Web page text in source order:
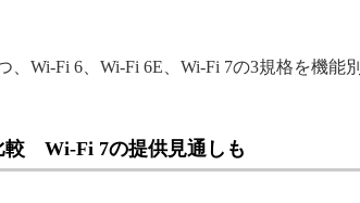
Wi-Fi 6、Wi-Fi 6E、Wi-Fi 7の3規格を機能別
較 Wi-Fi 7の提供見通しも